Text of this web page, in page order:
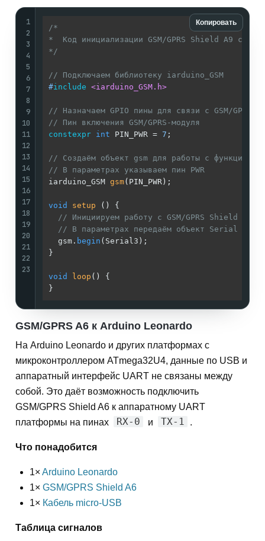
Копировать
1
2
3
4
5
6
7
8
9
10
11
12
13
14
15
16
17
18
19
20
21
22
23
/*
*  Код инициализации GSM/GPRS Shield A9 с
*/
// Подключаем библиотеку iarduino_GSM
#include <iarduino_GSM.h>
// Назначаем GPIO пины для связи с GSM/GPRS
// Пин включения GSM/GPRS-модуля
constexpr int PIN_PWR = 7 ;
// Создаём объект gsm для работы с функциями
// В параметрах указываем пин PWR
iarduino_GSM gsm(PIN_PWR) ;
void setup ()
{
// Инициируем работу с GSM/GPRS Shield A9
// В параметрах передаём объект Serial к
  gsm.
begin (Serial3);
}
void loop ()
{
GSM/GPRS A6 к Arduino Leonardo
На Arduino Leonardo и других платформах с
микроконтроллером ATmega32U4, данные по USB и
аппаратный интерфейс UART не связаны между
собой. Это даёт возможность подключить
GSM/GPRS Shield A6 к аппаратному UART
платформы на пинах
RX-0 и TX-1 .
Что понадобится
1× Arduino Leonardo
1× GSM/GPRS Shield A6
1× Кабель micro-USB
Таблица сигналов